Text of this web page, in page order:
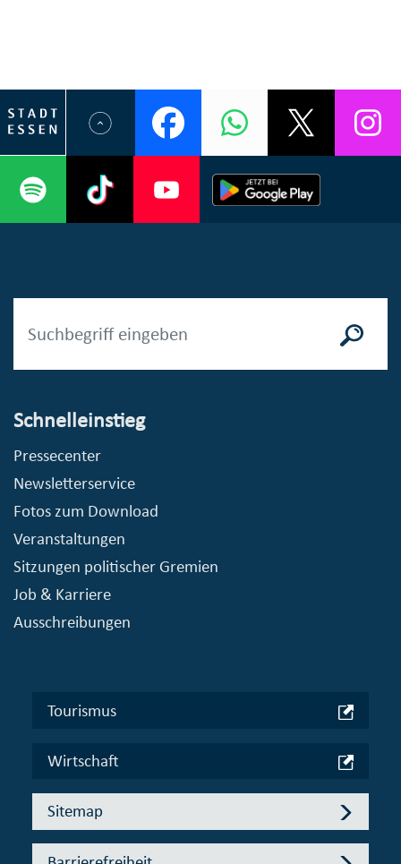
Schnelleinstieg
Pressecenter
Newsletterservice
Fotos zum Download
Veranstaltungen
Sitzungen politischer Gremien
Job & Karriere
Ausschreibungen
Tourismus
Wirtschaft
Sitemap